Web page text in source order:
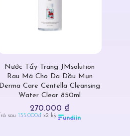
Nước Tẩy Trang JMsolution
Rau Má Cho Da Dầu Mụn
Derma Care Centella Cleansing
Water Clear 850ml
270.000 ₫
Trả sau 135.000đ x2 kỳ